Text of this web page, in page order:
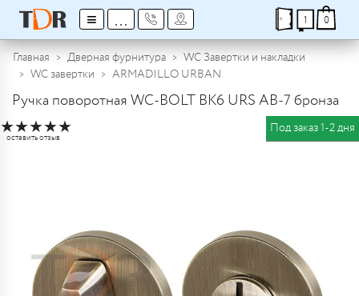
≡ ... 1 0
Главная Дверная фурнитура
WC Завертки и накладки
WC завертки
ARMADILLO URBAN
Ручка поворотная WC-BOLT BK6 URS AB-7 бронза
★★★★★
оставить отзыв
Под заказ 1-2 дня